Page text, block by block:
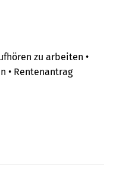
zu arbeiten •
• Rentenantrag